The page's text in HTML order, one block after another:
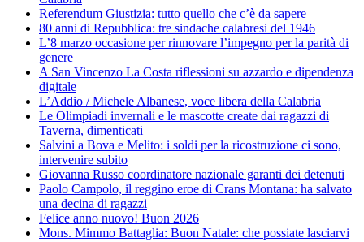
Referendum Giustizia: tutto quello che c’è da sapere
80 anni di Repubblica: tre sindache calabresi del 1946
L’8 marzo occasione per rinnovare l’impegno per la parità di
genere
A San Vincenzo La Costa riflessioni su azzardo e dipendenza
digitale
L’Addio / Michele Albanese, voce libera della Calabria
Le Olimpiadi invernali e le mascotte create dai ragazzi di
Taverna, dimenticati
Salvini a Bova e Melito: i soldi per la ricostruzione ci sono,
intervenire subito
Giovanna Russo coordinatore nazionale garanti dei detenuti
Paolo Campolo, il reggino eroe di Crans Montana: ha salvato
una decina di ragazzi
Felice anno nuovo! Buon 2026
Mons. Mimmo Battaglia: Buon Natale: che possiate lasciarvi